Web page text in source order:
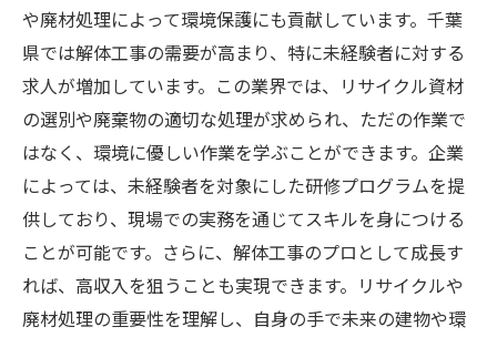
や廃材処理によって環境保護にも貢献しています。千葉
県では解体工事の需要が高まり、特に未経験者に対する
求人が増加しています。この業界では、リサイクル資材
の選別や廃棄物の適切な処理が求められ、ただの作業で
はなく、環境に優しい作業を学ぶことができます。企業
によっては、未経験者を対象にした研修プログラムを提
供しており、現場での実務を通じてスキルを身につける
ことが可能です。さらに、解体工事のプロとして成長す
れば、高収入を狙うことも実現できます。リサイクルや
廃材処理の重要性を理解し、自身の手で未来の建物や環